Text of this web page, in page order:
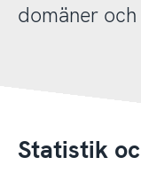
domäner
Statistik